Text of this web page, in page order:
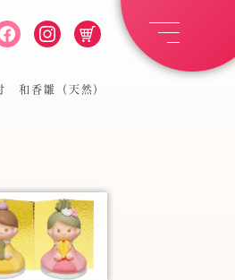
和香雛（天然）